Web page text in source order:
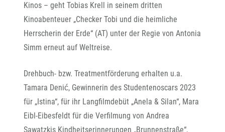
Kinos – geht Tobias Krell in seinem dritten
Kinoabenteuer „Checker Tobi und die heimliche
Herrscherin der Erde“ (AT) unter der Regie von Antonia
Simm erneut auf Weltreise.
Drehbuch- bzw. Treatmentförderung erhalten u.a.
Tamara Denić, Gewinnerin des Studentenoscars 2023
für „Istina“, für ihr Langfilmdebüt „Anela & Silan“, Mara
Eibl-Eibesfeldt für die Verfilmung von Andrea
Sawatzkis Kindheitserinnerungen „Brunnenstraße“,